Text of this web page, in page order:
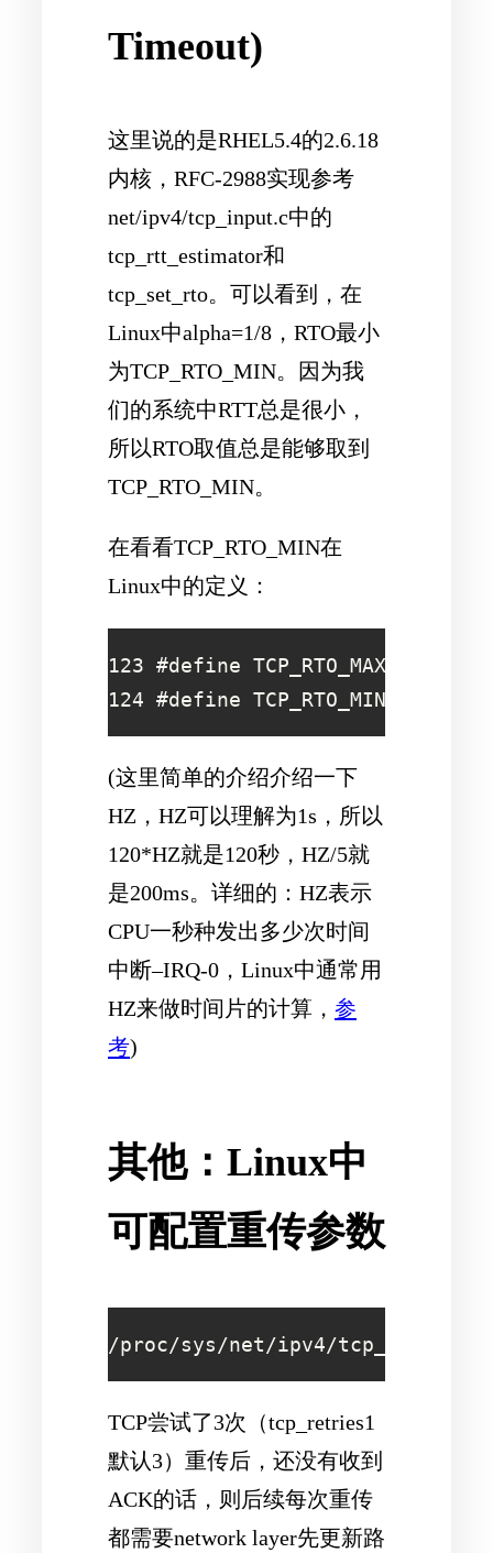
Timeout)
这里说的是RHEL5.4的2.6.18
内核，RFC-2988实现参考
net/ipv4/tcp_input.c中的
tcp_rtt_estimator和
tcp_set_rto。可以看到，在
Linux中alpha=1/8，RTO最小
为TCP_RTO_MIN。因为我
们的系统中RTT总是很小，
所以RTO取值总是能够取到
TCP_RTO_MIN。
在看看TCP_RTO_MIN在
Linux中的定义：
123 #define TCP_RTO_MAX
124 #define TCP_RTO_MIN
(这里简单的介绍介绍一下
HZ，HZ可以理解为1s，所以
120*HZ就是120秒，HZ/5就
是200ms。详细的：HZ表示
CPU一秒种发出多少次时间
中断–IRQ-0，Linux中通常用
HZ来做时间片的计算， 参
考)
其他：Linux中
可配置重传参数
/proc/sys/net/ipv4/
TCP尝试了3次（tcp_retries1
默认3）重传后，还没有收到
ACK的话，则后续每次重传
都需要network layer先更新路